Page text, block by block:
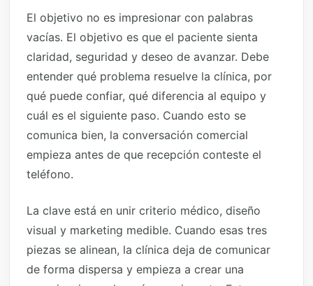
El objetivo no es impresionar con palabras
vacías. El objetivo es que el paciente sienta
claridad, seguridad y deseo de avanzar. Debe
entender qué problema resuelve la clínica, por
qué puede confiar, qué diferencia al equipo y
cuál es el siguiente paso. Cuando esto se
comunica bien, la conversación comercial
empieza antes de que recepción conteste el
teléfono.
La clave está en unir criterio médico, diseño
visual y marketing medible. Cuando esas tres
piezas se alinean, la clínica deja de comunicar
de forma dispersa y empieza a crear una